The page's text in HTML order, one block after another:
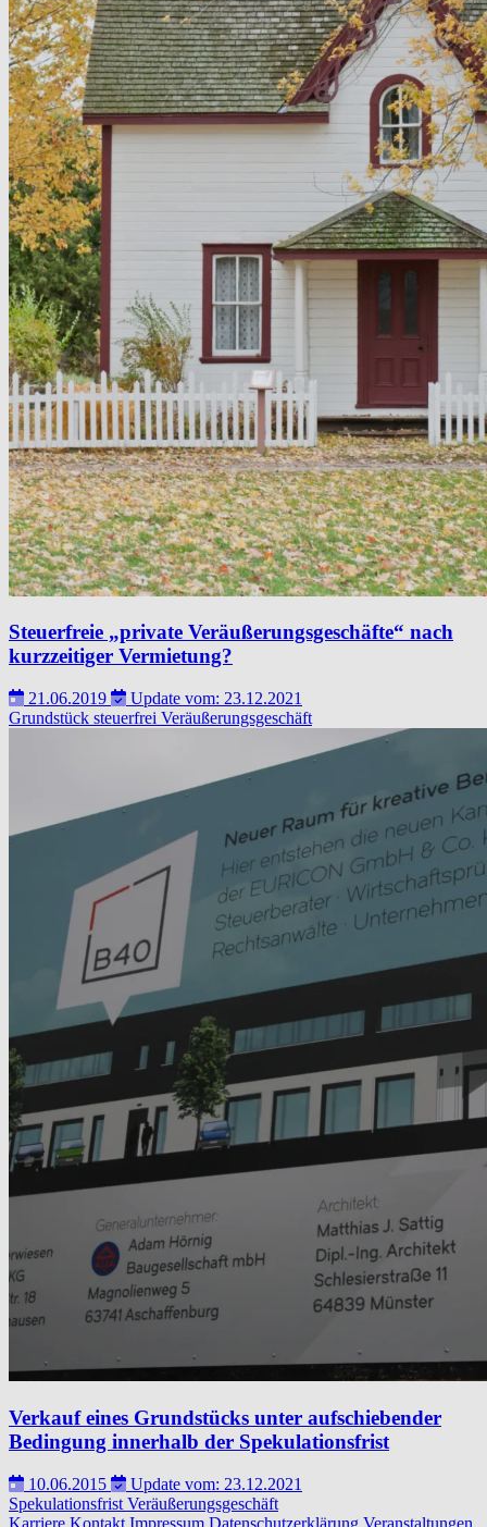
Steuerfreie „private Veräußerungsgeschäfte“ nach
kurzzeitiger Vermietung?
21.06.2019
Update vom: 23.12.2021
Grundstück steuerfrei Veräußerungsgeschäft
Verkauf eines Grundstücks unter aufschiebender
Bedingung innerhalb der Spekulationsfrist
10.06.2015
Update vom: 23.12.2021
Spekulationsfrist Veräußerungsgeschäft
Karriere Kontakt Impressum Datenschutzerklärung Veranstaltungen